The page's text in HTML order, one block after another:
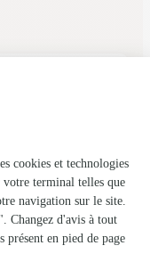
une composition
n était pas la